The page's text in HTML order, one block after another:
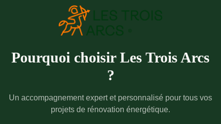
Pourquoi choisir Les Trois Arcs
?
Un accompagnement expert et personnalisé pour tous vos
projets de rénovation énergétique.